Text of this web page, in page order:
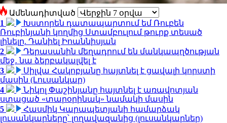
Ամենադիտված
1
Խստորեն դատապարտում եմ Ռուբեն
Ռուբինյանի կողմից Ստամբուլում թուրք տեսած
լինելը. Դանիել Իոաննիսյան
2
Դերասանին մեղադրում են մանկապղծության
մեջ․ նա ձերբակալվել է
3
Սիլվա Հակոբյանը հայտնել է ցավալի կորստի
մասին (Լուսանկար)
4
Նիկոլ Փաշինյանը հայտնել է առավոտյան
ստացած «տարօրինակ» նամակի մասին
5
Հասմիկ Կարապետյանի համարձակ
լուսանկարները՝ լողավազանից (լուսանկարներ)